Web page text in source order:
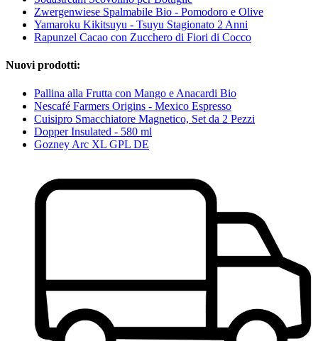
Zwergenwiese Spalmabile Bio - Pomodoro e Olive
Yamaroku Kikitsuyu - Tsuyu Stagionato 2 Anni
Rapunzel Cacao con Zucchero di Fiori di Cocco
Nuovi prodotti:
Pallina alla Frutta con Mango e Anacardi Bio
Nescafé Farmers Origins - Mexico Espresso
Cuisipro Smacchiatore Magnetico, Set da 2 Pezzi
Dopper Insulated - 580 ml
Gozney Arc XL GPL DE